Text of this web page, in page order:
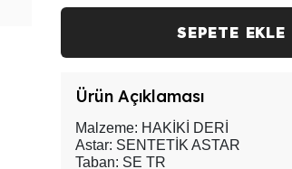
SEPETE EKLE
Ürün Açıklaması
Malzeme: HAKİKİ DERİ
Astar: SENTETİK ASTAR
Taban: SE TR